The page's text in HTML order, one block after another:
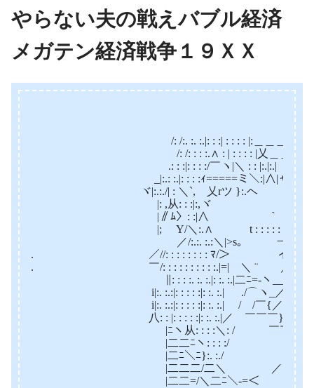
やらない夫の戦えバブル経済
メガテン経済戦争１９ＸＸ
/: /:. :. :.|: : :| : : : : |:＿＿＿＿,,､､､､: :
/: /: : : :.∧ : | : : : : |乂＿＿＿／ ／:
.: : :|: : : :/￣ヽ|＼ : : |:.|:.| ＿/ .
_|:.: :.|: : : :ｨ=====ミ＼:|∧|ャう
ヾ|:.:./| : ＼`, 乂rツ }:.ヘ ｀~~
|: ,从: : :|:,ヾ ⊂ニニ￣
|∥ﾑ〉: :|∧ ｀ /: /¨: ー‐ミ
|; Y/＼:.∧ t : : : : : フ /:イ: : : : :
／/:.:. :.:＼|>s｡ ー ”” ／ : : : :
. ／//: : : : : : : : ﾏ/＞ イ|_∥: : : : : : : :
. ￣/: : : : : : : : : :.|=| ＼ ¨ ／ i|:.: :.:|: : : :
∥: : : :. :. :.|: :. :.|二ﾆ=-ヽ__/_-=从: : |: : :
i|:. :.:|: : : : :|: :. :.| ./⌒ヽ_／￣ ヽ/: :. :. :.
i|:. :.:|: : : : :|: :. :.| / /￣{／ /: : : ／
八: : |: : : : :|: :. :.|／ ￣￣￣}ー.:”” : ／:. :.
|ﾆヽ从: : : :＼: / ￣￣￣}､:￣: : : : :
|二二ﾆヽ: : : :/ ￣￣ヽ￣￣/´＼ﾆ
|二ﾆ＼ﾆ}:. :./ ＿,,, 八: : :{二二
|二二二/二＼ ／ー‐=ﾆニ＼{二ﾆﾆﾊ
|二二=/＼二ﾆ＼-=＜ |二二